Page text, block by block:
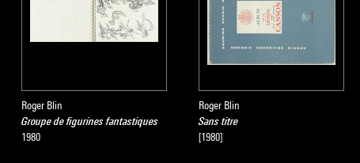
Roger Blin
Groupe de figurines fantastiques
1980
Roger Blin
Sans titre
[1980]